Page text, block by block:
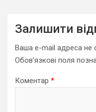
Залишити
Ваша e-mail адреса не
Обов’язкові поля
Коментар *